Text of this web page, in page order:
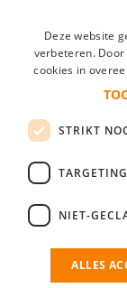
Inloggen als
*
login gegevens
login
Bedrijf
nieuwe collega/
Deze website
verbeteren.
cookies in
STRIKT
TARGETING
NIET-
ALLES